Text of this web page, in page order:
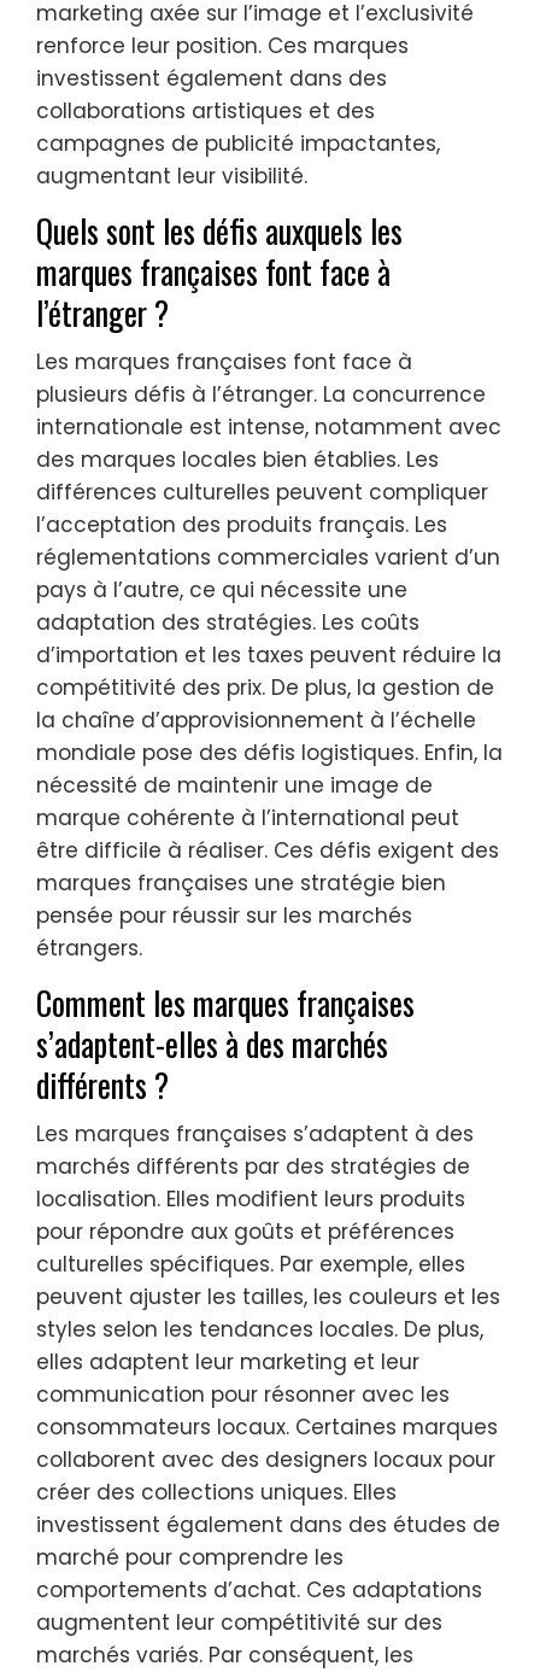
marketing axée sur l’image et l’exclusivité
renforce leur position. Ces marques
investissent également dans des
collaborations artistiques et des
campagnes de publicité impactantes,
augmentant leur visibilité.
Quels sont les défis auxquels les
marques françaises font face à
l’étranger ?
Les marques françaises font face à
plusieurs défis à l’étranger. La concurrence
internationale est intense, notamment avec
des marques locales bien établies. Les
différences culturelles peuvent compliquer
l’acceptation des produits français. Les
réglementations commerciales varient d’un
pays à l’autre, ce qui nécessite une
adaptation des stratégies. Les coûts
d’importation et les taxes peuvent réduire la
compétitivité des prix. De plus, la gestion de
la chaîne d’approvisionnement à l’échelle
mondiale pose des défis logistiques. Enfin, la
nécessité de maintenir une image de
marque cohérente à l’international peut
être difficile à réaliser. Ces défis exigent des
marques françaises une stratégie bien
pensée pour réussir sur les marchés
étrangers.
Comment les marques françaises
s’adaptent-elles à des marchés
différents ?
Les marques françaises s’adaptent à des
marchés différents par des stratégies de
localisation. Elles modifient leurs produits
pour répondre aux goûts et préférences
culturelles spécifiques. Par exemple, elles
peuvent ajuster les tailles, les couleurs et les
styles selon les tendances locales. De plus,
elles adaptent leur marketing et leur
communication pour résonner avec les
consommateurs locaux. Certaines marques
collaborent avec des designers locaux pour
créer des collections uniques. Elles
investissent également dans des études de
marché pour comprendre les
comportements d’achat. Ces adaptations
augmentent leur compétitivité sur des
marchés variés. Par conséquent, les